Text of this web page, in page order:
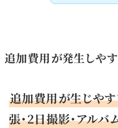
追加費用が発生しや
追加費用が生じや
張・2日撮影・アル